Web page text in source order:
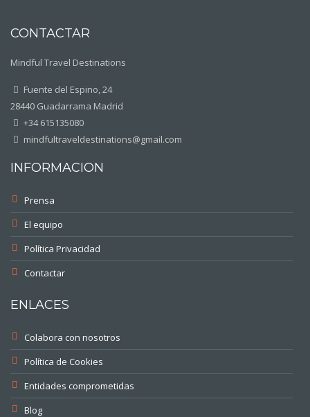
CONTACTAR
Mindful Travel Destinations
Fuente del Espino, 24
28440 Guadarrama Madrid
+34 615135080
mindfultraveldestinations@gmail.com
INFORMACION
Prensa
El equipo
Política Privacidad
Contactar
ENLACES
Colabora con nosotros
Política de Cookies
Entidades comprometidas
Blog